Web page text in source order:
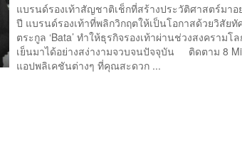
แบรนด์รองเท้าสัญชาติเช็กที่สร้างประวัติศาสตร์มาอ
ปี แบรนด์รองเท้าที่พลิกวิกฤตให้เป็นโอกาสด้วยวิสัย
ตระกูล ‘Bata’ ทำให้ธุรกิจรองเท้าผ่านช่วงสงครามโ
เย็นมาได้อย่างสง่างามจวบจนปัจจุบัน ติดตาม 8
แอปพลิเคชันต่างๆ ที่คุณสะดวก ...